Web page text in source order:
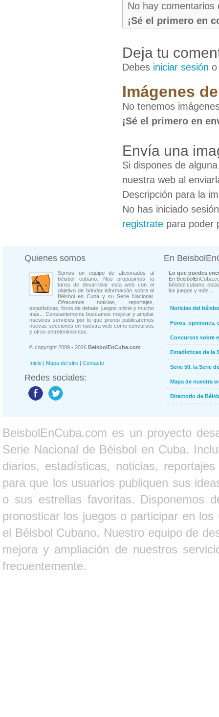
No hay comentarios
¡Sé el primero en
Deja tu
Debes iniciar sesión
Imágenes
No tenemos
¡Sé el primero en
Envía una
Si dispones de
nuestra web al
Descripción para la
No has iniciado
registrate para poder
Quienes somos
Somos un equipo de aficionados al
béisbol cubano. Nos propusimos la
tarea de desarrollar esta web con el
objetivo de brindar información sobre el
Béisbol en Cuba y su Serie Nacional.
Ofrecemos noticias, reportajes,
estadísticas, foros de debate, juegos online y mucho
más... Constantemente buscamos mejorar y ampliar
nuestros servicios por lo que pronto publicaremos
nuevas secciones en nuestra web como concursos
y otros entretenimientos.
© copyright 2009 - 2026 BeisbolEnCuba.com
Inicio | Mapa del sitio | Contacto
Redes sociales:
En
Lo que puedes
En
béisbol cubano,
los juegos y más...
Noticias del
Foros, opiniones,
Concursos sobre
Estadísticas de la
Serie 50, la Serie
Mapa de nuestra
Directorio de
BeisbolEnCuba.com es un proyecto
Serie Nacional de Béisbol en Cuba.
diarios, estadísticas, noticias,
para que los usuarios publiquen sus
o sus estrellas favoritas. Disponemos
pronosticar los juegos o participar en
el Béisbol Cubano. Nuestro equipo de
mejora y ampliación de nuestros
frecuentemente.